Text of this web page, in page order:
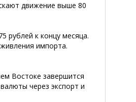
движение выше 80
рублей к концу месяца.
импорта.
Востоке завершится
через экспорт и